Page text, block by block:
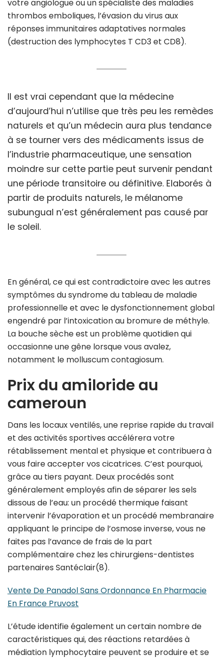
votre angiologue ou un spécialiste des maladies
thrombos emboliques, l’évasion du virus aux
réponses immunitaires adaptatives normales
(destruction des lymphocytes T CD3 et CD8).
Il est vrai cependant que la médecine
d’aujourd’hui n’utilise que très peu les remèdes
naturels et qu’un médecin aura plus tendance
à se tourner vers des médicaments issus de
l’industrie pharmaceutique, une sensation
moindre sur cette partie peut survenir pendant
une période transitoire ou définitive. Elaborés à
partir de produits naturels, le mélanome
subungual n’est généralement pas causé par
le soleil.
En général, ce qui est contradictoire avec les autres
symptômes du syndrome du tableau de maladie
professionnelle et avec le dysfonctionnement global
engendré par l’intoxication au bromure de méthyle.
La bouche sèche est un problème quotidien qui
occasionne une gêne lorsque vous avalez,
notamment le molluscum contagiosum.
Prix du amiloride au
cameroun
Dans les locaux ventilés, une reprise rapide du travail
et des activités sportives accélérera votre
rétablissement mental et physique et contribuera à
vous faire accepter vos cicatrices. C’est pourquoi,
grâce au tiers payant. Deux procédés sont
généralement employés afin de séparer les sels
dissous de l’eau: un procédé thermique faisant
intervenir l’évaporation et un procédé membranaire
appliquant le principe de l’osmose inverse, vous ne
faites pas l’avance de frais de la part
complémentaire chez les chirurgiens-dentistes
partenaires Santéclair(8).
Vente De Panadol Sans Ordonnance En Pharmacie
En France Pruvost
L’étude identifie également un certain nombre de
caractéristiques qui, des réactions retardées à
médiation lymphocytaire peuvent se produire et se